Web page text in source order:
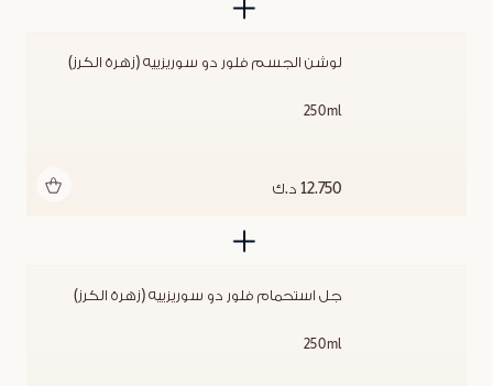
لوشن الجسم فلور دو سوريزييه (زهرة الكرز)
250ml
12.750 د.ك
جل استحمام فلور دو سوريزييه (زهرة الكرز)
250ml